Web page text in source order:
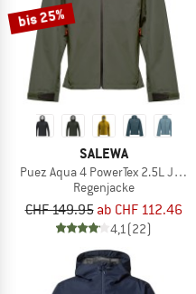
bis 25%
SALEWA
Puez Aqua 4 PowerTex 2.5L Jacket
Regenjacke
CHF 149.95 ab CHF 112.46
4,1 (22)